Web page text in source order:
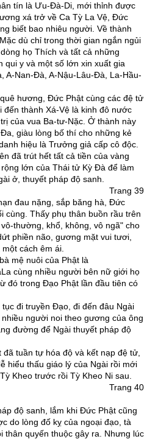
tín là Ưu-Ðà-Di, mới thỉnh được
xá trở về Ca Tỳ La Vệ, Ðức
biết bao nhiêu người. Về thành
dù chỉ trong thời gian ngắn ngủi
họ Thích và tất cả những
qui y và một số lớn xin xuất gia
A-Nan-Ðà, A-Nậu-Lâu-Ðà, La-Hầu-
hương, Ðức Phật cùng các đệ tử
đến thành Xá-Vệ là kinh đô nước
của vua Ba-tư-Nặc. Ở thành này
giàu lòng bố thí cho những kẻ
hiệu là Trưởng giả cấp cô độc.
đã trút hết tất cả tiền của vàng
lớn của Thái tử Kỳ Ðà để làm
ở, thuyết pháp độ sanh.
Trang 39
đau nặng, sắp băng hà, Ðức
cùng. Thấy phụ thân buồn rầu trên
thường, khổ, không, vô ngã" cho
phiền não, gương mặt vui tươi,
cách êm ái.
mệ nuôi của Phật là
cùng nhiều người bên nữ giới họ
đó trong Ðạo Phật lần đầu tiên có
đi truyền Ðạo, đi đến đâu Ngài
người noi theo gương của ông
đường để Ngài thuyết pháp độ
tuần tự hóa độ và kết nạp đệ tử,
hiểu thấu giáo lý của Ngài rồi mới
Kheo trước rồi Tỳ Kheo Ni sau.
Trang 40
độ sanh, lắm khi Ðức Phật cũng
do lòng đố kỵ của ngoại đạo, tà
thân quyến thuộc gây ra. Nhưng lúc